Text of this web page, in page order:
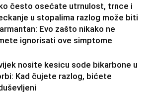
često osećate utrnulost, trnce i
u stopalima razlog može biti
Evo zašto nikako ne
ignorisati ove simptome
nosite kesicu sode bikarbone u
Kad čujete razlog, bićete